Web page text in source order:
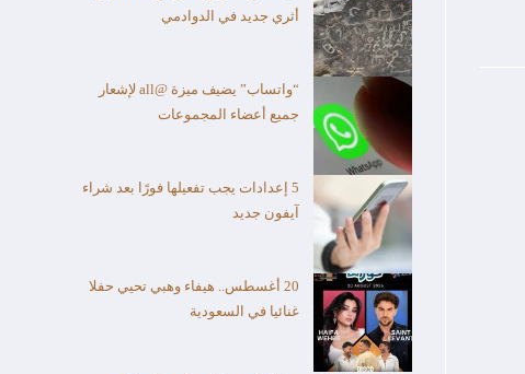
أثري جديد في الدوادمي
“واتساب” يضيف ميزة @all لإشعار
جميع أعضاء المجموعات
5 إعدادات يجب تفعيلها فورًا بعد شراء
آيفون جديد
20 أغسطس.. هيفاء وهبي تحيي حفلا
غنائيا في السعودية